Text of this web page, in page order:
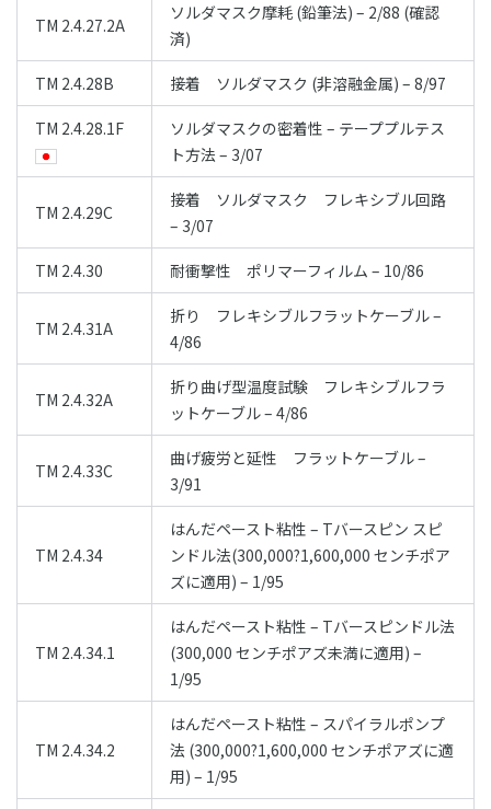
TM 2.4.27.2A
ソルダマスク摩耗 (鉛筆法) – 2/88 (確認
済)
TM 2.4.28B 接着 ソルダマスク (非溶融金属) – 8/97
TM 2.4.28.1F
ソルダマスクの密着性 – テーププルテス
ト方法 – 3/07
TM 2.4.29C
接着 ソルダマスク フレキシブル回路
– 3/07
TM 2.4.30 耐衝撃性 ポリマーフィルム – 10/86
TM 2.4.31A
折り フレキシブルフラットケーブル –
4/86
TM 2.4.32A
折り曲げ型温度試験 フレキシブルフラ
ットケーブル – 4/86
TM 2.4.33C
曲げ疲労と延性 フラットケーブル –
3/91
TM 2.4.34
はんだペースト粘性 – Tバースピン スピ
ンドル法(300,000?1,600,000 センチポア
ズに適用) – 1/95
TM 2.4.34.1
はんだペースト粘性 – Tバースピンドル法
(300,000 センチポアズ未満に適用) –
1/95
TM 2.4.34.2
はんだペースト粘性 – スパイラルポンプ
法 (300,000?1,600,000 センチポアズに適
用) – 1/95